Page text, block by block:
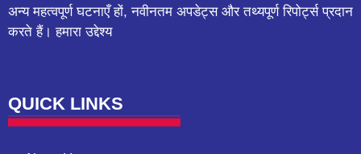
अन्य महत्वपूर्ण घटनाएँ हों, नवीनतम अपडेट्स और तथ्यपूर्ण रिपोर्ट्स प्रदान
करते हैं। हमारा उद्देश्य
QUICK LINKS